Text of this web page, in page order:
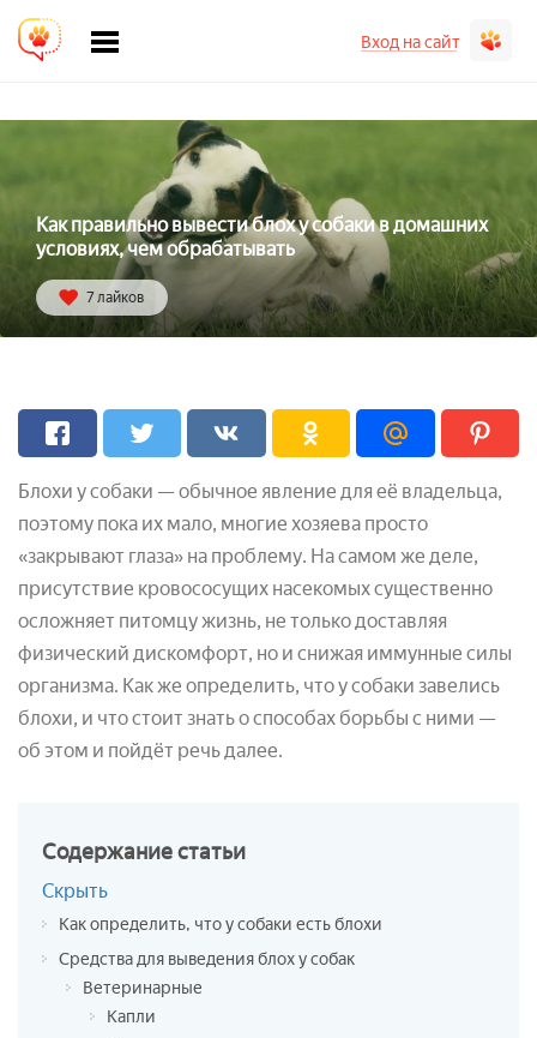
Вход на сайт
Как правильно вывести блох у собаки в домашних
условиях, чем обрабатывать
7 лайков
Блохи у собаки — обычное явление для её владельца,
поэтому пока их мало, многие хозяева просто
«закрывают глаза» на проблему. На самом же деле,
присутствие кровососущих насекомых существенно
осложняет питомцу жизнь, не только доставляя
физический дискомфорт, но и снижая иммунные силы
организма. Как же определить, что у собаки завелись
блохи, и что стоит знать о способах борьбы с ними —
об этом и пойдёт речь далее.
Содержаниестатьи
Скрыть
Как определить, что у собаки есть блохи
Средства для выведения блох у собак
Ветеринарные
Капли